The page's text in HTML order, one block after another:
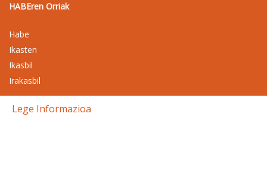
HABEren Orriak
Habe
Ikasten
Ikasbil
Irakasbil
Lege Informazioa